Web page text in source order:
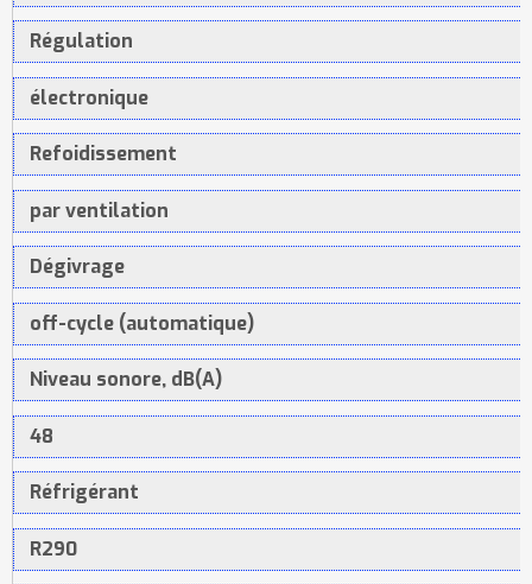
Régulation
électronique
Refoidissement
par ventilation
Dégivrage
off-cycle (automatique)
Niveau sonore, dB(A)
48
Réfrigérant
R290